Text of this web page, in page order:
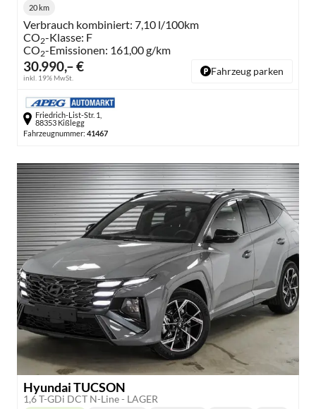
30.990,– €
inkl. 19% MwSt.
Kilometerstand:
20 km
Verbrauch kombiniert: 7,10 l/100km
CO2-Klasse: F
CO2-Emissionen: 161,00 g/km
Fahrzeug parken
Friedrich-List-Str. 1,
88353 Kißlegg
Fahrzeugnummer: 41467
Hyundai TUCSON
1,6 T-GDi DCT N-Line - LAGER